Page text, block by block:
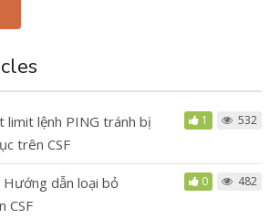
limit lệnh PING tránh bị
trên CSF
1 532
Hướng dẫn loại bỏ
CSF
0 482